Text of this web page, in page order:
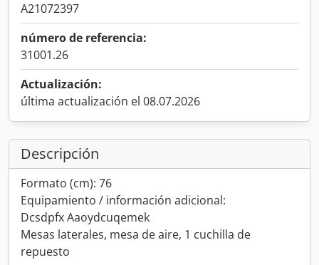
A21072397
número de referencia:
31001.26
Actualización:
última actualización el 08.07.2026
Descripción
Formato (cm): 76
Equipamiento / información adicional:
Dcsdpfx Aaoydcuqemek
Mesas laterales, mesa de aire, 1 cuchilla de
repuesto